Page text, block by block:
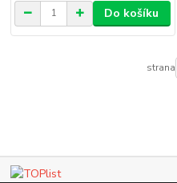
Do košíku
strana